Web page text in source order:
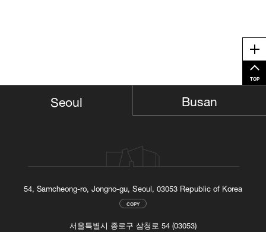
TOP
Seoul
54, Samcheong-ro, Jongno-gu, Seoul, 03053 Republic of Korea
COPY
서울특별시 종로구 삼청로 54 (03053)
Busan